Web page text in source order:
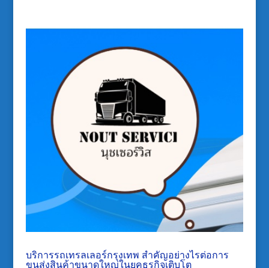
บริการรถเทรลเลอร์กรุงเทพ สำคัญอย่างไรต่อการ
ขนส่งสินค้าขนาดใหญ่ในยุคธุรกิจเติบโต